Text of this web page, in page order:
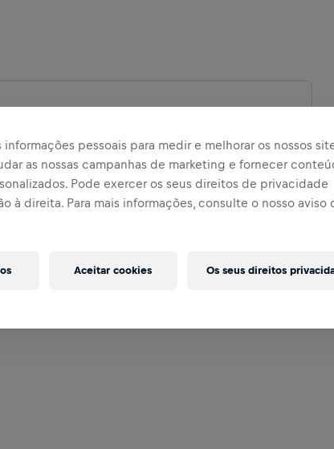
informações pessoais para medir e melhorar os nossos
as nossas campanhas de marketing e fornecer
Pode exercer os seus direitos de privacidade
à direita. Para mais informações, consulte o nosso aviso
Os seus direitos
Aceitar cookies